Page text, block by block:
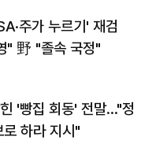
주가 누르기' 재검
" 野 "졸속 국정"
'빵집 회동' 전말…"정
하라 지시"